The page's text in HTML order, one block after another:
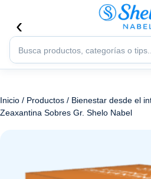
Buscar
productos
Inicio / Productos / Bienestar desde el
Zeaxantina Sobres Gr. Shelo Nabel